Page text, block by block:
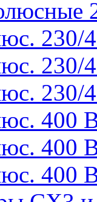
230/
230/
230/
400
400
400